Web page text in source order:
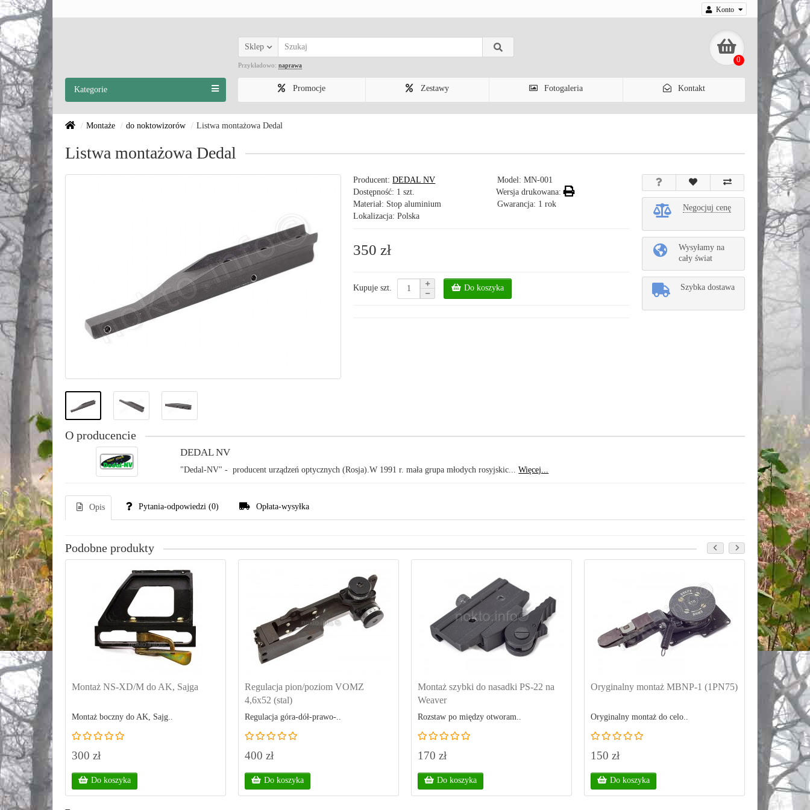
Konto
0
Sklep
Przykładowo: naprawa
Promocje Zestawy Fotogaleria Kontakt
Kategorie
Montaże do noktowizorów Listwa montażowa Dedal
Listwa montażowa Dedal
Producent:DEDAL NV Model:MN-001
Wersja drukowana:
Dostępność: 1 szt.
Materiał: Stop aluminium
Gwarancja: 1 rok
Lokalizacja: Polska
350 zł
Kupuje szt. Do koszyka
Negocjuj cenę
Wysyłamy na
cały świat
Szybka dostawa
O producencie
DEDAL NV
"Dedal-NV" - producent urządzeń optycznych (Rosja).W 1991 r. mała grupa młodych rosyjskic...Więcej...
Opis Pytania-odpowiedzi (0) Opłata-wysyłka
Podobne produkty
Montaż NS-XD/M do AK, Sajga
Montaż boczny do AK, Sajg..
300 zł
Do koszyka
Regulacja pion/poziom VOMZ
4,6x52 (stal)
Regulacja góra-dół-prawo-..
400 zł
Do koszyka
Montaż szybki do nasadki PS-22 na
Weaver
Rozstaw po między otworam..
170 zł
Do koszyka
Oryginalny montaż MBNP-1 (1PN75)
Oryginalny montaż do celo..
150 zł
Do koszyka
Listwa
490
450 zł
Do